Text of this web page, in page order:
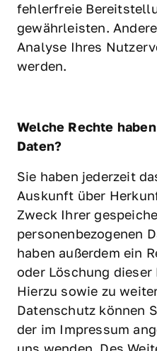
fehlerfreie
gewährleisten.
Analyse Ihres
werden.
Welche Rechte
Daten?
Sie haben jederzeit
Auskunft über
Zweck Ihrer
personenbezogenen
haben außerdem ein
oder Löschung dieser
Hierzu sowie zu
Datenschutz können
der im Impressum